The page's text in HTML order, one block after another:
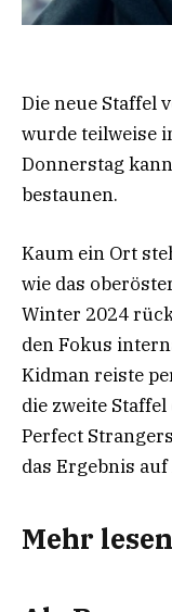
Die neue Staffel
wurde teilweise
Donnerstag
bestaunen.
Kaum ein Ort
wie das
Winter 2024
den Fokus
Kidman reiste
die zweite
Perfect
das Ergebnis
Mehr